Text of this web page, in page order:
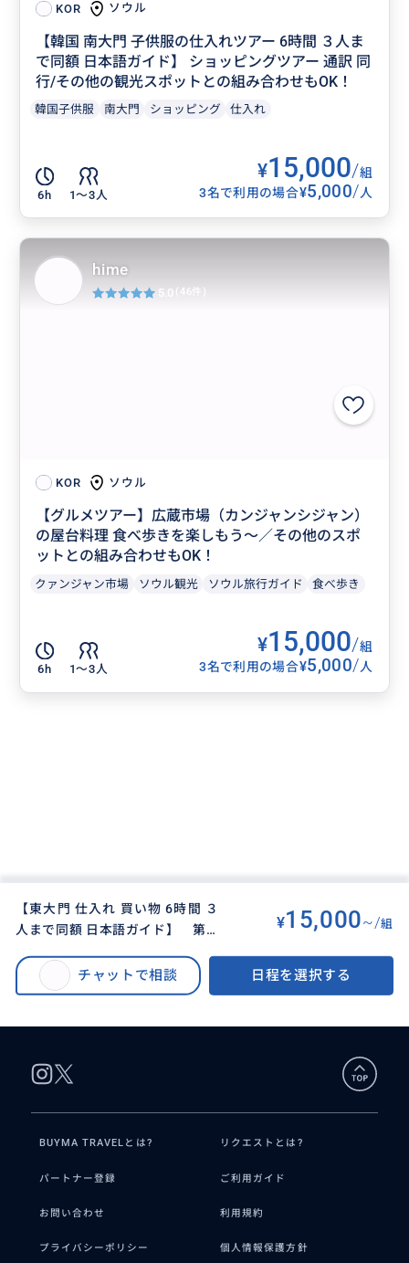
KOR ソウル
【韓国 南大門 子供服の仕入れツアー 6時間 ３人ま
で同額 日本語ガイド】 ショッピングツアー 通訳 同
行/その他の観光スポットとの組み合わせもOK！
韓国子供服 南大門 ショッピング 仕入れ
6h 1〜3人
¥15,000/組
3名で利用の場合¥5,000/人
KOR ソウル
【グルメツアー】広蔵市場（カンジャンシジャン）
の屋台料理 食べ歩きを楽しもう～／その他のスポ
ットとの組み合わせもOK！
クァンジャン市場 ソウル観光 ソウル旅行ガイド 食べ歩き
6h 1〜3人
¥15,000/組
3名で利用の場合¥5,000/人
hime
5.0 (46件)
【東大門 仕入れ 買い物 6時間 ３
人まで同額 日本語ガイド】 第一
の仕入れ 買い物/毛皮 コート/他
のスポットとの組み合わせもOK!
¥15,000~/組
チャットで相談 日程を選択する
【東大門 仕入れ 買い物 6時間 ３人まで同額 日本語ガイド】 第一平和市場
での冬物衣類、アパレルの仕入れ 買い物/毛皮 コート/他のスポットとの組み
合わせもOK!
BUYMA TRAVELとは? リクエストとは?
パートナー登録 ご利用ガイド
お問い合わせ 利用規約
プライバシーポリシー 個人情報保護方針